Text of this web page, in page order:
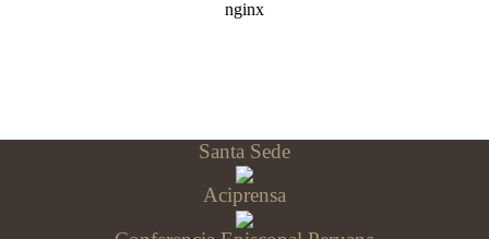
Santa Sede
Aciprensa